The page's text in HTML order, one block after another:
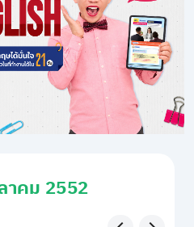
าคม 2552